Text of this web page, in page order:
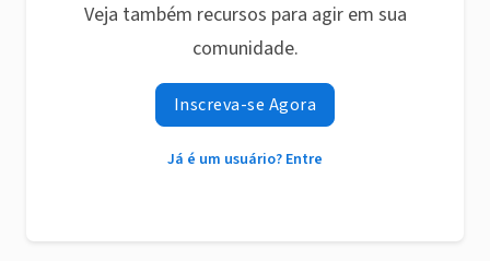
Veja também recursos para agir em sua
comunidade.
Inscreva-se Agora
Já é um usuário? Entre